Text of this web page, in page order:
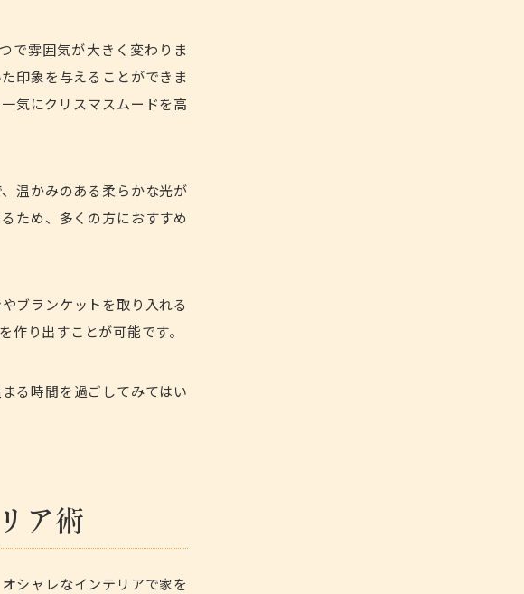
で雰囲気が大きく変わりま
印象を与えることができま
気にクリスマスムードを高
温かみのある柔らかな光が
ため、多くの方におすすめ
ブランケットを取り入れる
り出すことが可能です。
る時間を過ごしてみてはい
ア術
シャレなインテリアで家を